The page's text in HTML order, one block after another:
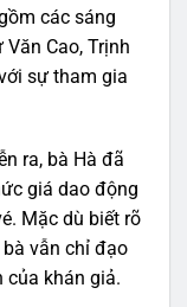
các sáng
Cao, Trịnh
sự tham gia
ra, bà Hà đã
giá dao động
Mặc dù biết rõ
vẫn chỉ đạo
của khán giả.